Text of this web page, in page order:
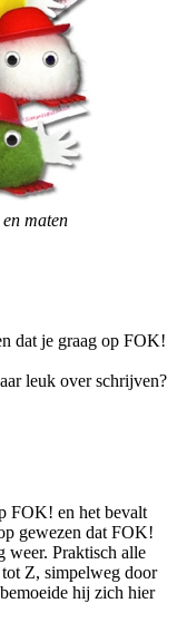
maten
dat je graag op FOK!
leuk over schrijven?
FOK! en het bevalt
gewezen dat FOK!
weer. Praktisch alle
Z, simpelweg door
hij zich hier